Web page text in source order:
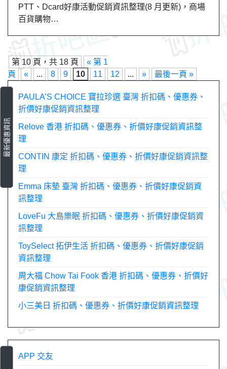
PTT、Dcard好康活動促銷資訊整理(8 月更新)，商場
百貨購物…
第 10 頁，共 18 頁
« 第 1
頁
« ... 8 9 10 11 12 ... » 最後一頁 »
最新優惠資訊
PAULA’S CHOICE 寶拉珍選 臺灣 折扣碼、優惠券、
折價好康促銷資訊整理
Relove 香港 折扣碼、優惠券、折價好康促銷資訊整
理
CONTIN 康定 折扣碼、優惠券、折價好康促銷資訊整
理
Emma 床墊 臺灣 折扣碼、優惠券、折價好康促銷資
訊整理
LoveFu 大島樂眠 折扣碼、優惠券、折價好康促銷資
訊整理
ToySelect 拓伊生活 折扣碼、優惠券、折價好康促銷
資訊整理
周大福 Chow Tai Fook 香港 折扣碼、優惠券、折價好
康促銷資訊整理
小三美日 折扣碼、優惠券、折價好康促銷資訊整理
APP 交友